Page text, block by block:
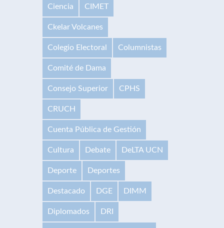
Ciencia CIMET
Ckelar Volcanes
Colegio Electoral Columnistas
Comité de Dama
Consejo Superior CPHS
CRUCH
Cuenta Pública de Gestión
Cultura Debate DeLTA UCN
Deporte Deportes
Destacado DGE DIMM
Diplomados DRI